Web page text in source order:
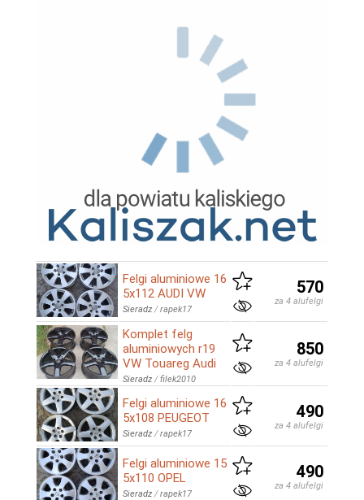
Felgi aluminiowe 16
5x112 AUDI VW
Sieradz /rapek17
570
za 4 alufelgi
Komplet felg
aluminiowych r19
VW Touareg Audi
Sieradz /filek2010
850
za 4 alufelgi
Felgi aluminiowe 16
5x108 PEUGEOT
Sieradz /rapek17
490
za 4 alufelgi
Felgi aluminiowe 15
5x110 OPEL
Sieradz /rapek17
490
za 4 alufelgi